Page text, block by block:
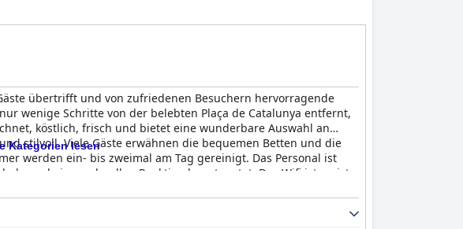
übertrifft und von zufriedenen Besuchern hervorragende
wenige Schritte von der belebten Plaça de Catalunya entfernt,
köstlich, frisch und bietet eine wunderbare Auswahl an
stilvoll. Viele Gäste erwähnen die bequemen Betten und die
werden ein- bis zweimal am Tag gereinigt. Das Personal ist
und einer schnellen Reaktion beantwortet. Das Wifi ist meist
schläft wie auf einer Wolke. Alles in allem ist das
einer Vielzahl von Annehmlichkeiten für treue Gäste.
Kategorien lesen